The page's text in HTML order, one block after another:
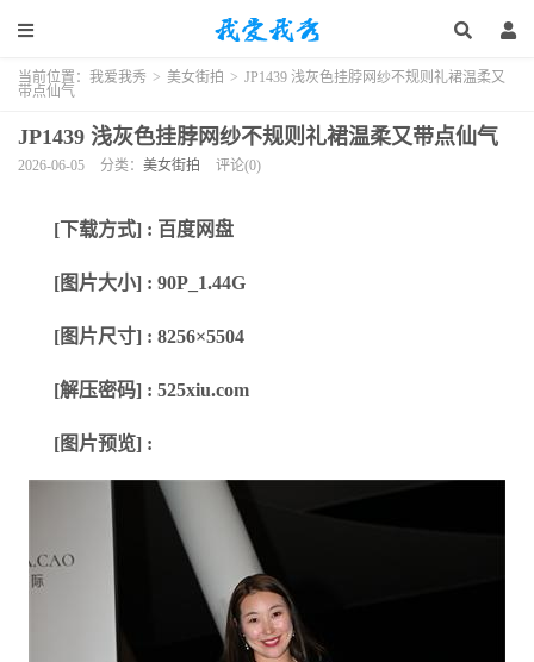
当前位置： 我爱我秀 > 美女街拍 > JP1439 浅灰色挂脖网纱不规则礼裙温柔又
带点仙气
JP1439 浅灰色挂脖网纱不规则礼裙温柔又带点仙气
2026-06-05 分类： 美女街拍 评论(0)
[下载方式] : 百度网盘
[图片大小] : 90P_1.44G
[图片尺寸] : 8256×5504
[解压密码] : 525xiu.com
[图片预览] :